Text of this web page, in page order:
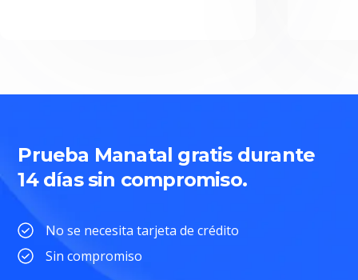
Prueba Manatal gratis durante
14 días sin compromiso.
No se necesita tarjeta de crédito
Sin compromiso